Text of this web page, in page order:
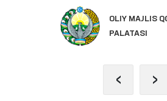
OLIY MAJLIS
PALATASI
‹ ›